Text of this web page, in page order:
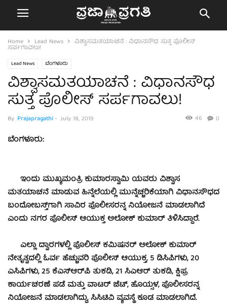
Home Lead News ವಿಶ್ವಾಸಮತಯಾಚನೆ : ವಿಧಾನಸೌಧ ಸುತ್ತ ಪೊಲೀಸ್
ಸರ್ಪಗಾವಲು!
Lead News ಬೆಂಗಳೂರು
ವಿಶ್ವಾಸಮತಯಾಚನೆ : ವಿಧಾನಸೌಧ
ಸುತ್ತ ಪೊಲೀಸ್ ಸರ್ಪಗಾವಲು!
By Prajapragathi- July 18, 2019 0
46
ಬೆಂಗಳೂರು:
ಇಂದು ಮುಖ್ಯಮಂತ್ರಿ ಕುಮಾರಸ್ವಾಮಿ ಯವರು ವಿಶ್ವಾಸ
ಮತಯಾಚನೆ ಮಾಡುವ ಹಿನ್ನೆಲೆಯಲ್ಲಿ ಮುನ್ನೆಚ್ಚರಿಕೆಯಾಗಿ ವಿಧಾನಸೌಧದ
ಬಂದೋಬಸ್ತ್​ಗಾಗಿ ಸಾವಿರ ಪೊಲೀಸರನ್ನ ನಿಯೋಜನೆ ಮಾಡಲಾಗಿದೆ
ಎಂದು ನಗರ ಪೊಲೀಸ್​ ಆಯುಕ್ತ ಅಲೋಕ್ ಕುಮಾರ್ ತಿಳಿಸಿದ್ದಾರೆ.
ಎಲ್ಲಾ ದ್ವಾರಗಳಲ್ಲಿ ‌ಪೊಲೀಸ್ ಕಮಿಷನರ್ ಅಲೋಕ್ ಕುಮಾರ್
ನೇತೃತ್ವದಲ್ಲಿ ಓರ್ವ ಹೆಚ್ಚುವರಿ ಪೊಲೀಸ್ ಆಯುಕ್ತ, 5 ಡಿಸಿಪಿಗಳು, 20
ಎಸಿಪಿಗಳು, 25 ಕೆಎಸ್ಆರ್​ಪಿ ತುಕಡಿ, 21 ಸಿಎಆರ್ ತುಕಡಿ, ಕ್ಷಿಪ್ರ
ಕಾರ್ಯಚರಣೆ ಪಡೆ ಮತ್ತು ವಾಟರ್ ಜೆಟ್, ಹೊಯ್ಸಳ, ಪೊಲೀಸರನ್ನ
ನಿಯೋಜನೆ ಮಾಡಲಾಗಿದ್ದು, ಸಿಸಿಟಿವಿ ವ್ಯವಸ್ಥೆ ಕೂಡ ಮಾಡಲಾಗಿದೆ.